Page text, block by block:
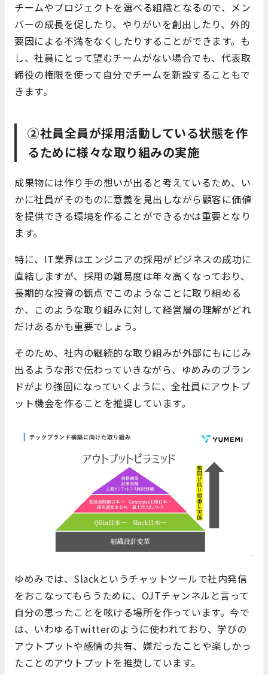
チームやプロジェクトを選べる組織となるので、メン
バーの成長を促したり、やりがいを創出したり、外的
要因による不満をなくしたりすることができます。も
し、社員にとって望むチームがない場合でも、代表取
締役の権限を使って自分でチームを新設することもで
きます。
②社員全員が採用活動している状態を作
るために様々な取り組みの実施
成果物には作り手の想いが出ると考えているため、い
かに社員がそのものに意義を見出しながら顧客に価値
を提供できる環境を作ることができるかは重要となり
ます。
特に、IT業界はエンジニアの採用がビジネスの成功に
直結しますが、採用の難易度は年々高くなっており、
長期的な投資の観点でこのようなことに取り組める
か、このような取り組みに対して経営層の理解がどれ
だけあるかも重要でしょう。
そのため、社内の継続的な取り組みが外部にもにじみ
出るような形で伝わっていきながら、ゆめみのブラン
ドがより強固になっていくように、全社員にアウトプ
ット機会を作ることを推奨しています。
ゆめみでは、Slackというチャットツールで社内発信
をおこなってもらうために、 OJTチャンネル と言って
自分の思ったことを呟ける場所を作っています。今で
は、 いわゆるTwitterのよう に使われており、 学びの
アウトプットや感情の共有、 嫌だったことや楽しかっ
たことのアウトプットを推奨して います。